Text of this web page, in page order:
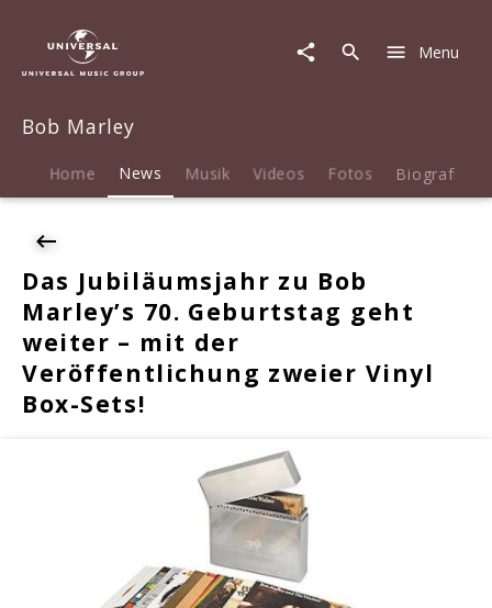
News
Das
Bob
geht
weiter
mit
der
Veröffentlichung
Menu
Bob Marley
Home News Musik Videos Fotos Biografie
Das Jubiläumsjahr zu Bob
Marley’s 70. Geburtstag geht
weiter – mit der
Veröffentlichung zweier Vinyl
Box-Sets!